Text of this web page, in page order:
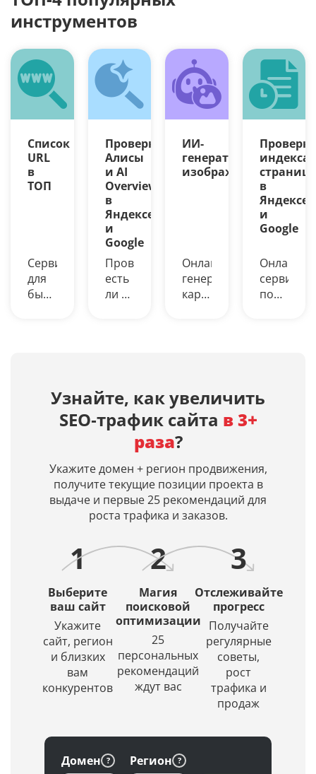
инструментов
Список
URL
в
ТОП
Сервис
для
быстрой
заданным
поисковым
Яндекс
Google.
выбором
региона
заданной
глубине
проверки
Проверка
Алисы
и AI
Overview
в
Яндексе
и
Google
Проверьте,
есть
ли в
ИИ‑ответы
по
вашим
запросам
и
входит
ли
ваш
в их
источники.
ИИ-
генератор
изображений
Онлайн-
генерация
картинок
Midjourney,
Dall-
E 3,
AI.
Просто
введите
описание
искусственный
интеллект
создаст
красивое
и
уникальное
изображение.
Проверка
страниц
в
Яндексе
и
Google
Онлайн-
сервис
поможет
дату
дату
кэша
страницы
Узнайте, как увеличить
SEO‑трафик сайта в 3+
раза?
Укажите домен + регион продвижения,
получите текущие позиции проекта в
выдаче и первые 25 рекомендаций для
роста трафика и заказов.
1
Выберите
ваш сайт
Укажите
сайт, регион
и близких
вам
конкурентов
2
Магия
поисковой
оптимизации
25
персональных
рекомендаций
ждут вас
3
Отслеживайте
прогресс
Получайте
регулярные
советы,
рост
трафика и
продаж
Домен
Регион